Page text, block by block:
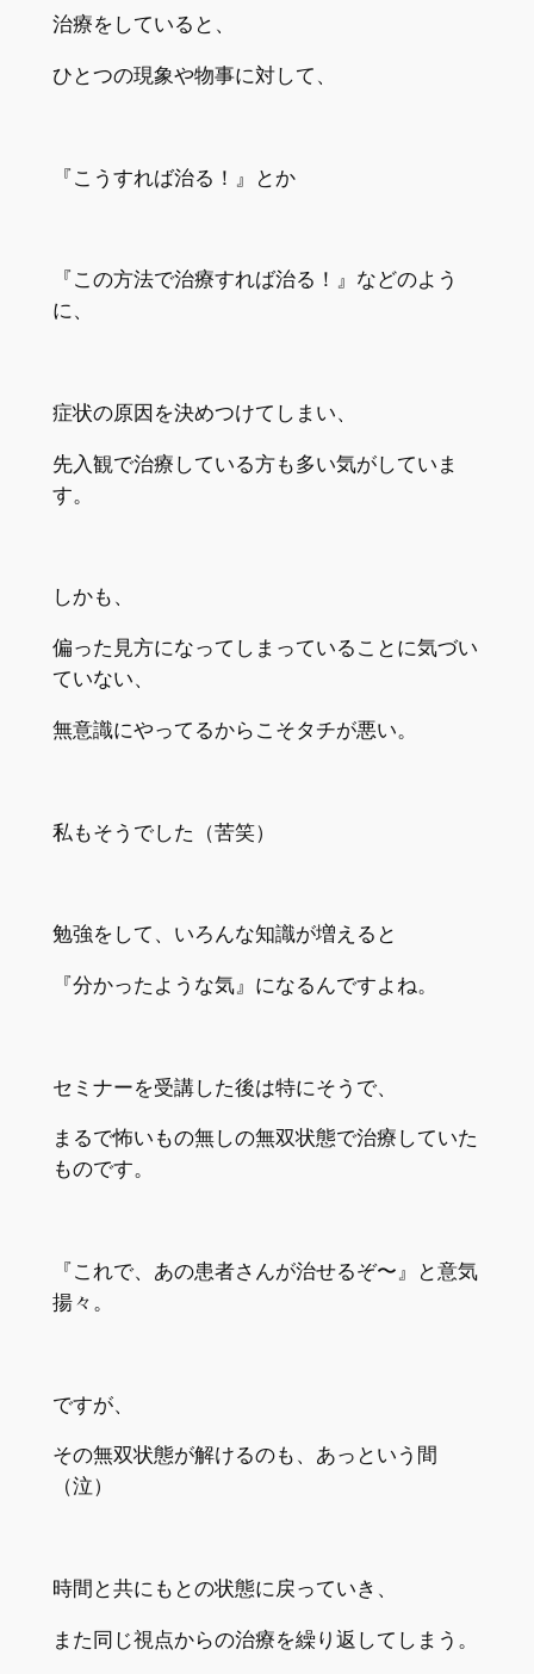
治療をしていると、
ひとつの現象や物事に対して、
『こうすれば治る！』とか
『この方法で治療すれば治る！』などのよう
に、
症状の原因を決めつけてしまい、
先入観で治療している方も多い気がしていま
す。
しかも、
偏った見方になってしまっていることに気づい
ていない、
無意識にやってるからこそタチが悪い。
私もそうでした（苦笑）
勉強をして、いろんな知識が増えると
『分かったような気』になるんですよね。
セミナーを受講した後は特にそうで、
まるで怖いもの無しの無双状態で治療していた
ものです。
『これで、あの患者さんが治せるぞ〜』と意気
揚々。
ですが、
その無双状態が解けるのも、あっという間
（泣）
時間と共にもとの状態に戻っていき、
また同じ視点からの治療を繰り返してしまう。